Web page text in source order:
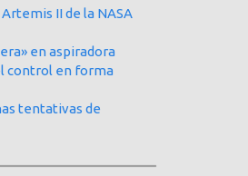
II de la NASA
en aspiradora
control en forma
tentativas de